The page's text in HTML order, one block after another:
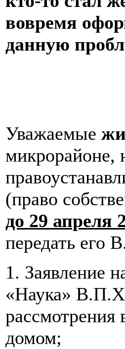
вовремя
данную
Уважаемые
микрорайоне,
(право
до 29 апреля
передать его
1. Заявление
«Наука»
рассмотрения
домом;